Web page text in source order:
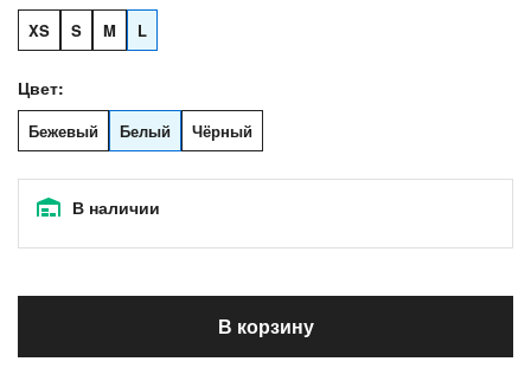
XS S M L
Цвет:
Бежевый Белый Чёрный
В наличии
В корзину